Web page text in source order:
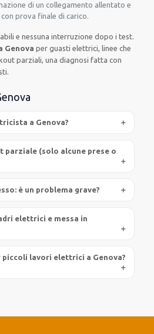
di un collegamento allentato e
prova finale di carico.
e nessuna interruzione dopo i test.
Genova per guasti elettrici, linee che
parziali, una diagnosi fatta con
a Genova?
parziale (solo alcune prese o
è un problema grave?
elettrici e messa in
lavori elettrici a Genova?